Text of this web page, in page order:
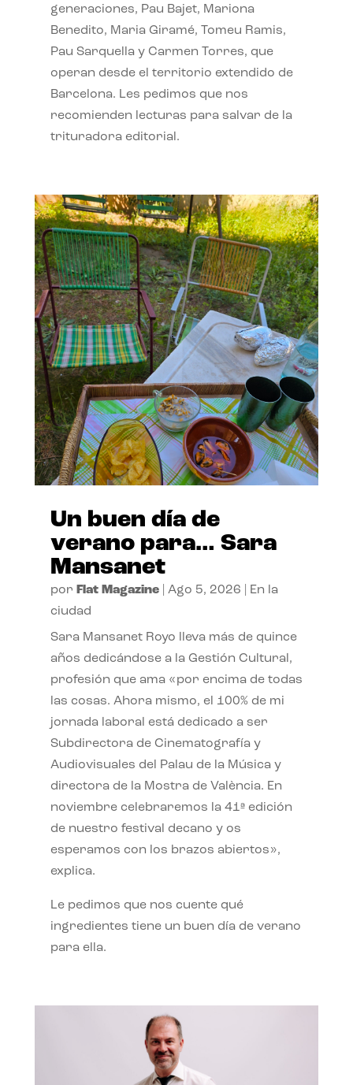
generaciones, Pau Bajet, Mariona
Benedito, Maria Giramé, Tomeu Ramis,
Pau Sarquella y Carmen Torres, que
operan desde el territorio extendido de
Barcelona. Les pedimos que nos
recomienden lecturas para salvar de la
trituradora editorial.
Un buen día de
verano para… Sara
Mansanet
por Flat Magazine| Ago 5, 2026
En la
ciudad
Sara Mansanet Royo lleva más de quince
años dedicándose a la Gestión Cultural,
profesión que ama «por encima de todas
las cosas. Ahora mismo, el 100% de mi
jornada laboral está dedicado a ser
Subdirectora de Cinematografía y
Audiovisuales del Palau de la Música y
directora de la Mostra de València. En
noviembre celebraremos la 41ª edición
de nuestro festival decano y os
esperamos con los brazos abiertos»,
explica.
Le pedimos que nos cuente qué
ingredientes tiene un buen día de verano
para ella.